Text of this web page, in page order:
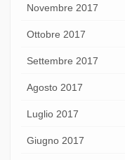
Novembre 2017
Ottobre 2017
Settembre 2017
Agosto 2017
Luglio 2017
Giugno 2017